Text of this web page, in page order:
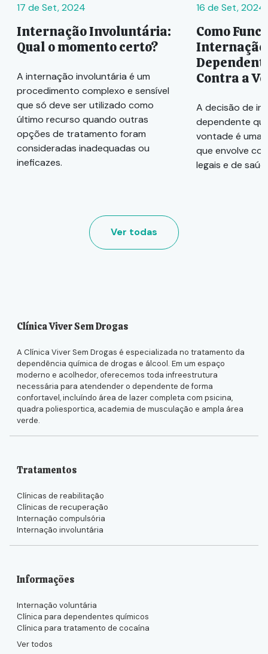
17 de Set, 2024
Internação Involuntária:
Qual o momento certo?
A internação involuntária é um
procedimento complexo e sensível
que só deve ser utilizado como
último recurso quando outras
opções de tratamento foram
consideradas inadequadas ou
ineficazes.
16 de Set, 2024
Como
Internação
Contra a
A decisão de
dependente
vontade é uma
que envolve
legais e de
Ver todas
Clínica Viver Sem Drogas
A Clínica Viver Sem Drogas é especializada no tratamento da
dependência química de drogas e álcool. Em um espaço
moderno e acolhedor, oferecemos toda infreestrutura
necessária para atendender o dependente de forma
confortavel, incluíndo área de lazer completa com psicina,
quadra poliesportica, academia de musculação e ampla área
verde.
Tratamentos
Clínicas de reabilitação
Clínicas de recuperação
Internação compulsória
Internação involuntária
Informações
Internação voluntária
Clínica para dependentes químicos
Clínica para tratamento de cocaína
Ver todos